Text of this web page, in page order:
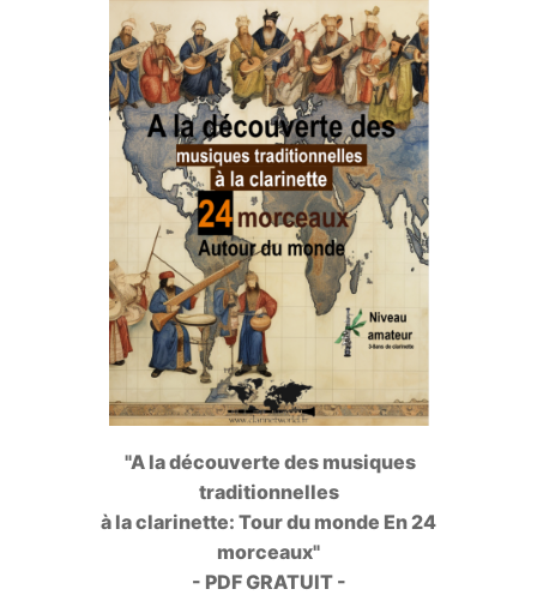
"A la découverte des musiques
traditionnelles
à la clarinette: Tour du monde En 24
morceaux"
- PDF GRATUIT -